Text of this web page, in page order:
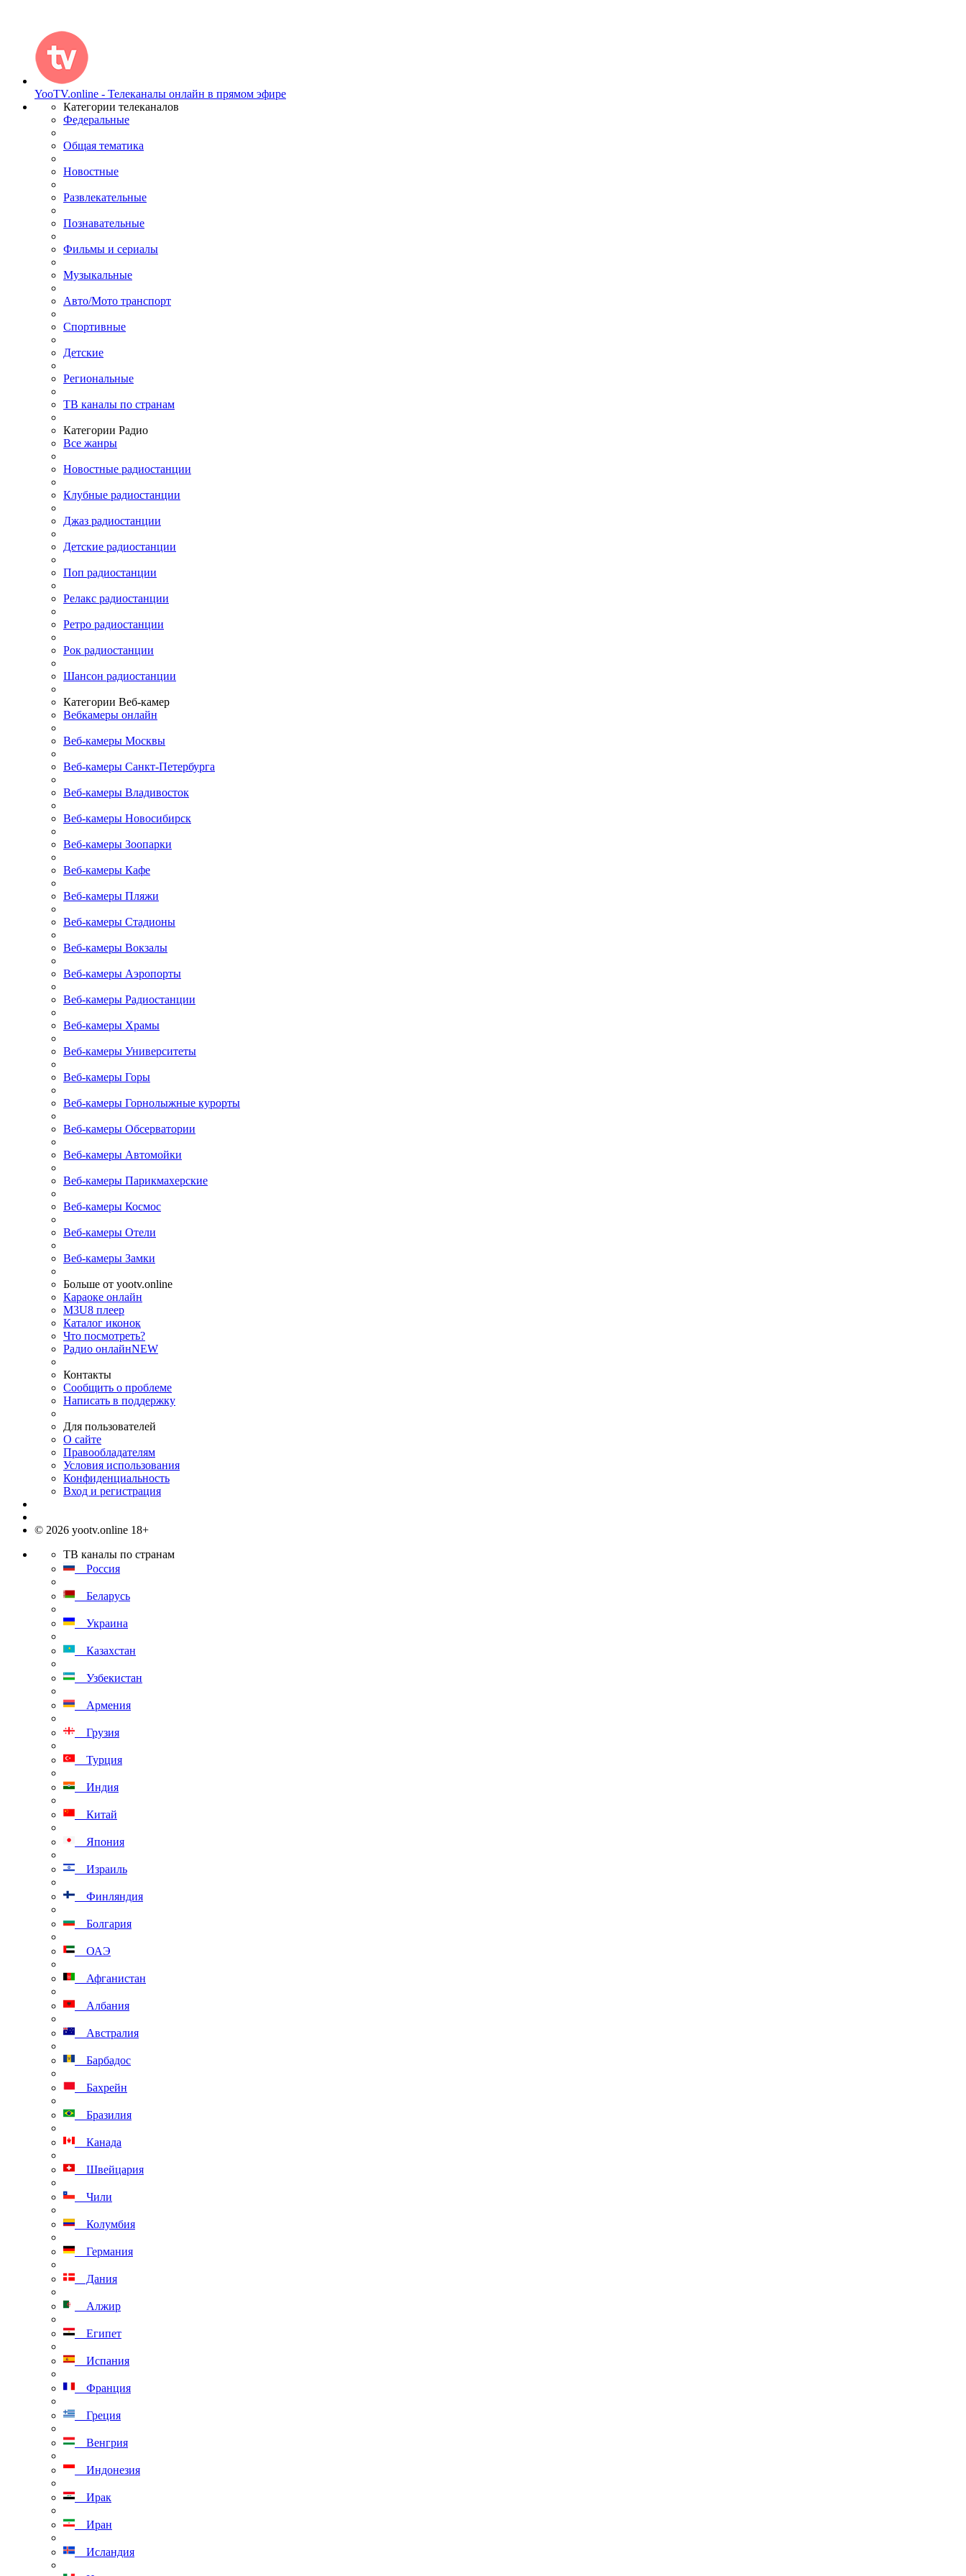
YooTV.online - Телеканалы онлайн в прямом эфире
Категории телеканалов
Федеральные
Общая тематика
Новостные
Развлекательные
Познавательные
Фильмы и сериалы
Музыкальные
Авто/Мото транспорт
Спортивные
Детские
Региональные
ТВ каналы по странам
Категории Радио
Все жанры
Новостные радиостанции
Клубные радиостанции
Джаз радиостанции
Детские радиостанции
Поп радиостанции
Релакс радиостанции
Ретро радиостанции
Рок радиостанции
Шансон радиостанции
Категории Веб-камер
Вебкамеры онлайн
Веб-камеры Москвы
Веб-камеры Санкт-Петербурга
Веб-камеры Владивосток
Веб-камеры Новосибирск
Веб-камеры Зоопарки
Веб-камеры Кафе
Веб-камеры Пляжи
Веб-камеры Стадионы
Веб-камеры Вокзалы
Веб-камеры Аэропорты
Веб-камеры Радиостанции
Веб-камеры Храмы
Веб-камеры Университеты
Веб-камеры Горы
Веб-камеры Горнолыжные курорты
Веб-камеры Обсерватории
Веб-камеры Автомойки
Веб-камеры Парикмахерские
Веб-камеры Космос
Веб-камеры Отели
Веб-камеры Замки
Больше от yootv.online
Караоке онлайн
M3U8 плеер
Каталог иконок
Что посмотреть?
Радио онлайнNEW
Контакты
Сообщить о проблеме
Написать в поддержку
Для пользователей
О сайте
Правообладателям
Условия использования
Конфиденциальность
Вход и регистрация
© 2026 yootv.online 18+
ТВ каналы по странам
Россия
Беларусь
Украина
Казахстан
Узбекистан
Армения
Грузия
Турция
Индия
Китай
Япония
Израиль
Финляндия
Болгария
ОАЭ
Афганистан
Албания
Австралия
Барбадос
Бахрейн
Бразилия
Канада
Швейцария
Чили
Колумбия
Германия
Дания
Алжир
Египет
Испания
Франция
Греция
Венгрия
Индонезия
Ирак
Иран
Исландия